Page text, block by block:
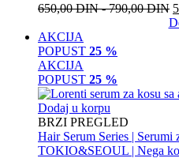
650,00DIN-790,00DIN
AKCIJA
POPUST 25 %
AKCIJA
POPUST 25 %
Dodaj u korpu
BRZI PREGLED
Hair Serum Series | Serumi
TOKIO&SEOUL | Nega